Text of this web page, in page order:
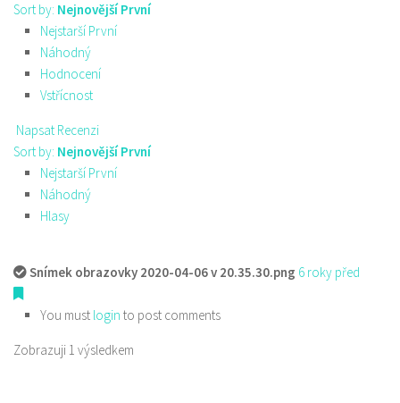
Sort by: Nejnovější První
Nejstarší První
Náhodný
Hodnocení
Vstřícnost
Napsat Recenzi
Sort by: Nejnovější První
Nejstarší První
Náhodný
Hlasy
Snímek obrazovky 2020-04-06 v 20.35.30.png 6 roky před
You must login to post comments
Zobrazuji 1 výsledkem